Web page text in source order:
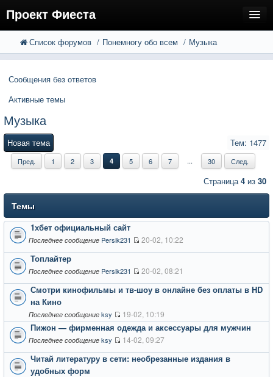
Проект Фиеста
FAQ
Расширенный поиск
Список форумов Понемногу обо всем Музыка
Сообщения без ответов
Активные темы
Музыка
Новая тема Тем: 1477
Пред. 1 2 3 4 5 6 7 ... 30 След.
Страница4 из 30
Темы
1хбет официальный сайт
Последнее сообщение Persik231 20-02, 10:22
Топлайтер
Последнее сообщение Persik231 20-02, 08:21
Смотри кинофильмы и тв-шоу в онлайне без оплаты в HD
на Кино
Последнее сообщение ksy 19-02, 10:19
Пижон — фирменная одежда и аксессуары для мужчин
Последнее сообщение ksy 14-02, 09:27
Читай литературу в сети: необрезанные издания в
удобных форм